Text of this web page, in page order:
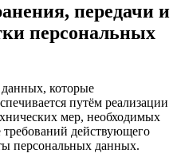
передачи и
персональных
данных, которые
путём реализации
мер, необходимых
действующего
персональных данных.